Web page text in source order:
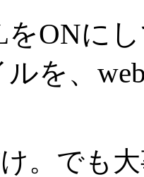
をONに
を、
。でも